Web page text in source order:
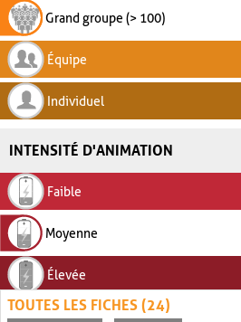
Grand groupe (> 100)
Équipe
Individuel
INTENSITÉ D'ANIMATION
Faible
Moyenne
Élevée
TOUTES LES FICHES (24)